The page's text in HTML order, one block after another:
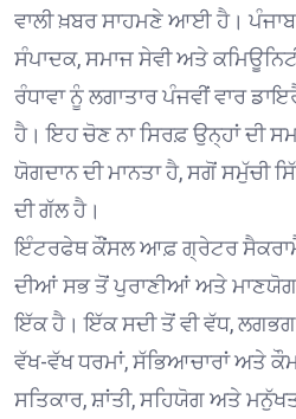
ਵਾਲੀ ਖ਼ਬਰ ਸਾਹਮਣੇ ਆਈ ਹੈ।
ਸੰਪਾਦਕ, ਸਮਾਜ ਸੇਵੀ ਅਤੇ
ਰੰਧਾਵਾ ਨੂੰ ਲਗਾਤਾਰ ਪੰਜਵੀਂ ਵਾਰ
ਹੈ। ਇਹ ਚੋਣ ਨਾ ਸਿਰਫ਼ ਉਨ੍ਹਾਂ ਦੀ
ਯੋਗਦਾਨ ਦੀ ਮਾਨਤਾ ਹੈ, ਸਗੋਂ ਸਮੁੱਚੀ
ਦੀ ਗੱਲ ਹੈ।
ਇੰਟਰਫੇਥ ਕੌਂਸਲ ਆਫ਼ ਗ੍ਰੇਟਰ
ਦੀਆਂ ਸਭ ਤੋਂ ਪੁਰਾਣੀਆਂ ਅਤੇ ਮਾਣਯੋਗ
ਇੱਕ ਹੈ। ਇੱਕ ਸਦੀ ਤੋਂ ਵੀ ਵੱਧ, ਲਗਭਗ
ਵੱਖ-ਵੱਖ ਧਰਮਾਂ, ਸੱਭਿਆਚਾਰਾਂ ਅਤੇ
ਸਤਿਕਾਰ, ਸ਼ਾਂਤੀ, ਸਹਿਯੋਗ ਅਤੇ